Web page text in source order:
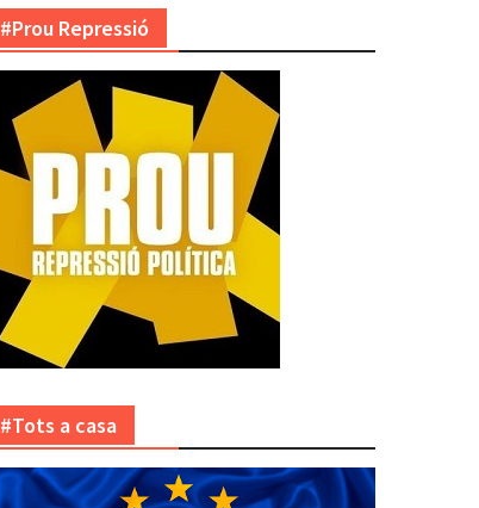
#Prou Repressió
#Tots a casa